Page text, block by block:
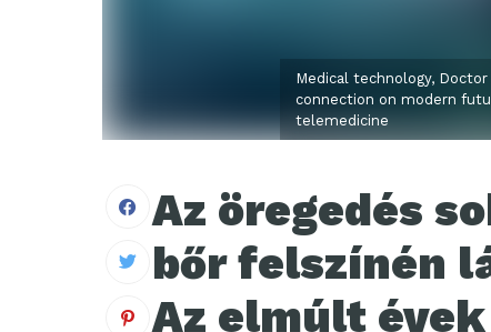
Medical technology,
connection on modern
telemedicine
Az öregedés
bőr felszínén
Az elmúlt